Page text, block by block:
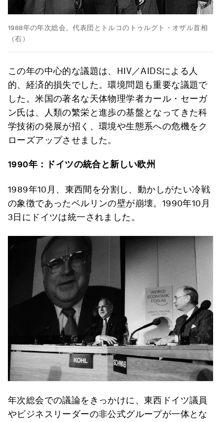
1988年の年次総会。代表団とトルコのトゥルグト・オザル首相
（右）
この年の中心的な議題は、HIV／AIDSによる人
的、経済的損失でした。環境問題も重要な議題で
した。米国の著名な天体物理学者カール・セーガ
ン氏は、人類の繁栄と進歩の基盤となってきた科
学技術の発展が招く、環境や生態系への危機をク
ローズアップさせました。
1990年：ドイツの統合と新しい欧州
1989年10月、東西間を分割し、動かしがたい冷戦
の象徴であったベルリンの壁が崩壊。1990年10月
3日にドイツは統一されました。
年次総会での議論をきっかけに、東西ドイツ議員
やビジネスリーダーの非公式グループが一体とな